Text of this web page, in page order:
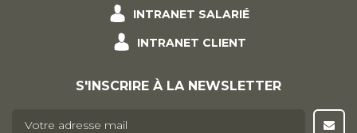
INTRANET SALARIÉ
INTRANET CLIENT
S'INSCRIRE À LA NEWSLETTER